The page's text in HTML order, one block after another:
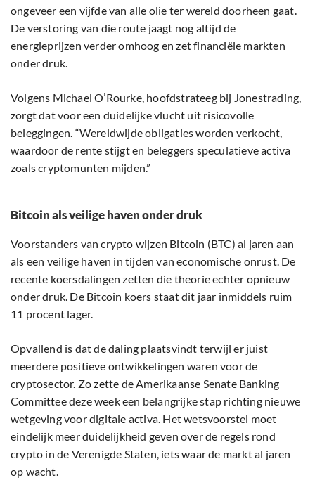
ongeveer een vijfde van alle olie ter wereld doorheen gaat.
De verstoring van die route jaagt nog altijd de
energieprijzen verder omhoog en zet financiële markten
onder druk.
Volgens Michael O’Rourke, hoofdstrateeg bij Jonestrading,
zorgt dat voor een duidelijke vlucht uit risicovolle
beleggingen. “Wereldwijde obligaties worden verkocht,
waardoor de rente stijgt en beleggers speculatieve activa
zoals cryptomunten mijden.”
Bitcoin als veilige haven onder druk
Voorstanders van crypto wijzen Bitcoin (BTC) al jaren aan
als een veilige haven in tijden van economische onrust. De
recente koersdalingen zetten die theorie echter opnieuw
onder druk. De Bitcoin koers staat dit jaar inmiddels ruim
11 procent lager.
Opvallend is dat de daling plaatsvindt terwijl er juist
meerdere positieve ontwikkelingen waren voor de
cryptosector. Zo zette de Amerikaanse Senate Banking
Committee deze week een belangrijke stap richting nieuwe
wetgeving voor digitale activa. Het wetsvoorstel moet
eindelijk meer duidelijkheid geven over de regels rond
crypto in de Verenigde Staten, iets waar de markt al jaren
op wacht.